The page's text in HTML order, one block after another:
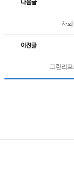
다음글
사
이전글
그린리